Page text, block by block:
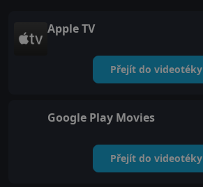
Apple TV
Přejít do videotéky
Google Play Movies
Přejít do videotéky